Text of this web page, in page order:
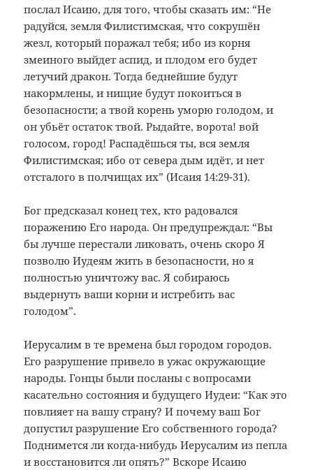
послал Исаию, для того, чтобы сказать им: “Не
радуйся, земля Филистимская, что сокрушён
жезл, который поражал тебя; ибо из корня
змеиного выйдет аспид, и плодом его будет
летучий дракон. Тогда беднейшие будут
накормлены, и нищие будут покоиться в
безопасности; а твой корень уморю голодом, и
он убьёт остаток твой. Рыдайте, ворота! вой
голосом, город! Распадёшься ты, вся земля
Филистимская; ибо от севера дым идёт, и нет
отсталого в полчищах их” (Исаия 14:29-31).
Бог предсказал конец тех, кто радовался
поражению Его народа. Он предупреждал: “Вы
бы лучше перестали ликовать, очень скоро Я
позволю Иудеям жить в безопасности, но я
полностью уничтожу вас. Я собираюсь
выдернуть ваши корни и истребить вас
голодом”.
Иерусалим в те времена был городом городов.
Его разрушение привело в ужас окружающие
народы. Гонцы были посланы с вопросами
касательно состояния и будущего Иудеи: “Как это
повлияет на вашу страну? И почему ваш Бог
допустил разрушение Его собственного города?
Поднимется ли когда-нибудь Иерусалим из пепла
и восстановится ли опять?” Вскоре Исаию